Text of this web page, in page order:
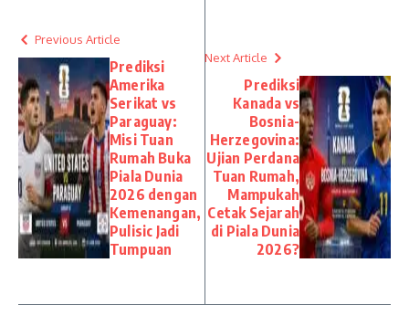
Previous Article
Prediksi
Amerika
Serikat vs
Paraguay:
Misi Tuan
Rumah Buka
Piala Dunia
2026 dengan
Kemenangan,
Pulisic Jadi
Tumpuan
Next Article
Prediksi
Kanada vs
Bosnia-
Herzegovina:
Ujian Perdana
Tuan Rumah,
Mampukah
Cetak Sejarah
di Piala Dunia
2026?